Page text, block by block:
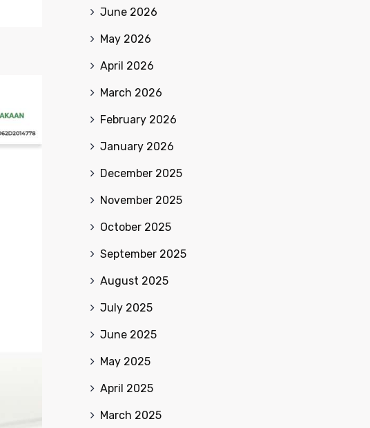
June 2026
May 2026
April 2026
March 2026
February 2026
January 2026
December 2025
November 2025
October 2025
September 2025
August 2025
July 2025
June 2025
May 2025
April 2025
March 2025